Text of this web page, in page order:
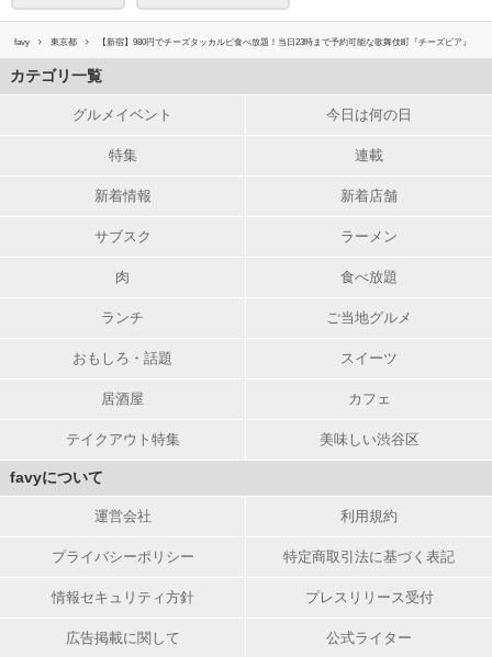
favy 東京都 【新宿】980円でチーズタッカルビ食べ放題！当日23時まで予約可能な歌舞伎町『チーズピア』
カテゴリ一覧
グルメイベント 今日は何の日
特集 連載
新着情報 新着店舗
サブスク ラーメン
肉 食べ放題
ランチ ご当地グルメ
おもしろ・話題 スイーツ
居酒屋 カフェ
テイクアウト特集 美味しい渋谷区
favyについて
運営会社 利用規約
プライバシーポリシー 特定商取引法に基づく表記
情報セキュリティ方針 プレスリリース受付
広告掲載に関して 公式ライター